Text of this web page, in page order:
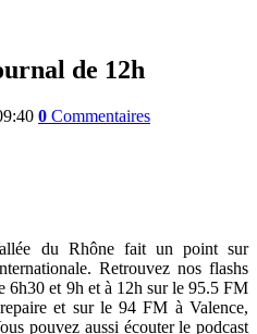
de 12h
0 Commentaires
du Rhône fait un point sur
Retrouvez nos flashs
6h30 et 9h et à 12h sur le 95.5 FM
et sur le 94 FM à Valence,
pouvez aussi écouter le podcast